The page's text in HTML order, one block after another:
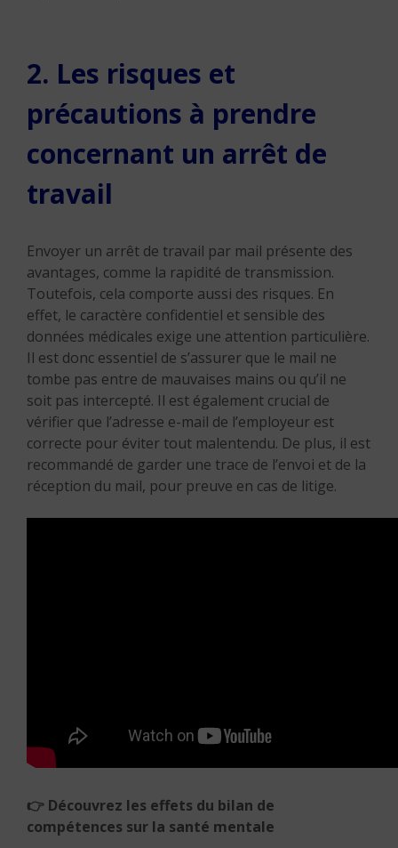
2. Les risques et
précautions à prendre
concernant un arrêt de
travail
Envoyer un arrêt de travail par mail présente des
avantages, comme la rapidité de transmission.
Toutefois, cela comporte aussi des risques. En
effet, le caractère confidentiel et sensible des
données médicales exige une attention particulière.
Il est donc essentiel de s’assurer que le mail ne
tombe pas entre de mauvaises mains ou qu’il ne
soit pas intercepté. Il est également crucial de
vérifier que l’adresse e-mail de l’employeur est
correcte pour éviter tout malentendu. De plus, il est
recommandé de garder une trace de l’envoi et de la
réception du mail, pour preuve en cas de litige.
👉 Découvrez les effets du bilan de
compétences sur la santé mentale